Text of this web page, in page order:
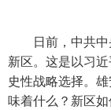
日前，中共中
新区。这是以习
史性战略选择。
味着什么？新区